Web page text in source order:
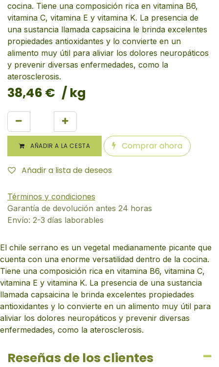
cocina. Tiene una composición rica en vitamina B6,
vitamina C, vitamina E y vitamina K. La presencia de
una sustancia llamada capsaicina le brinda excelentes
propiedades antioxidantes y lo convierte en un
alimento muy útil para aliviar los dolores neuropáticos
y prevenir diversas enfermedades, como la
aterosclerosis.
38,46 € / kg
AÑADIR A LA CESTA Comprar ahora
Añadir a lista de deseos
Términos y condiciones
Garantía de devolución antes 24 horas
Envío: 2-3 días laborables
El chile serrano es un vegetal medianamente picante que
cuenta con una enorme versatilidad dentro de la cocina.
Tiene una composición rica en vitamina B6, vitamina C,
vitamina E y vitamina K. La presencia de una sustancia
llamada capsaicina le brinda excelentes propiedades
antioxidantes y lo convierte en un alimento muy útil para
aliviar los dolores neuropáticos y prevenir diversas
enfermedades, como la aterosclerosis.
Reseñas de los clientes